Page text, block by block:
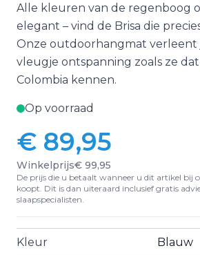
Alle kleuren van de regenboog
elegant – vind de Brisa die
Onze outdoorhangmat
vleugje ontspanning zoals ze
Colombia kennen.
Op voorraad
€ 89,95
Winkelprijs€ 99,95
De prijs die u betaalt wanneer u dit artikel bij
koopt. Dit is dan uiteraard inclusief gratis
slaapspecialisten.
Kleur Blauw